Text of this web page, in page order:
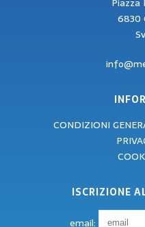
6830
CONDIZIONI
ISCRIZIONE
email: